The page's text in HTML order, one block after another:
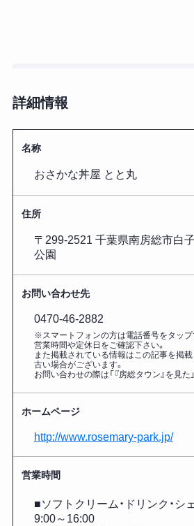
詳細情報
名称
おさかな丼屋 とと丸
住所
〒299-2521 千葉県南房総市白
公園
お問い合わせ先
0470-46-2882
※スマートフォンの方は電話番号をタップ
営業時間や定休日をご確認下さい。
また掲載されている情報はこの記事を掲載
古い場合がございます。
お問い合わせの際は「『房総タウン』を見た
ホームページ
http://www.rosemary-park.jp/
営業時間
■ソフトクリーム・ドリンク・シ
9:00～16:00